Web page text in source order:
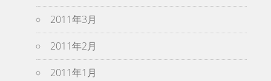
2011年3月
2011年2月
2011年1月